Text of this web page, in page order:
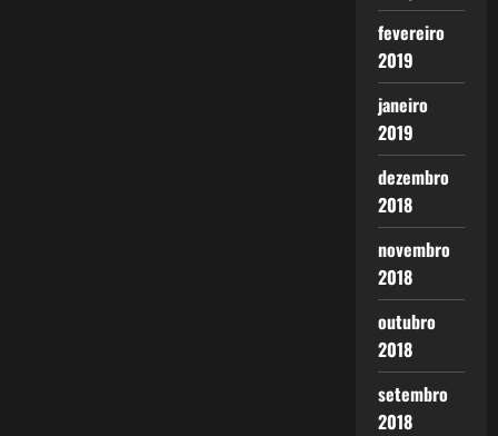
fevereiro
2019
janeiro
2019
dezembro
2018
novembro
2018
outubro
2018
setembro
2018